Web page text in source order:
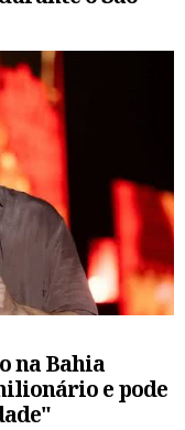
na Bahia
e pode